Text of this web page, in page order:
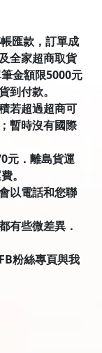
匯款，訂單成
全家超商取貨
金額限5000元
到付款。
若超過超商可
暫時沒有國際
元．離島貨運
。
以電話和您聯
有些微差異．
粉絲專頁與我